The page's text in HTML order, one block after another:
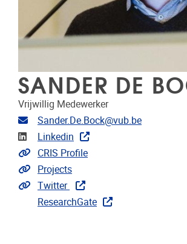
SANDER DE
Vrijwillig Medewerker
E-mailadres
Sander.De.Bock@vub.be
LinkedIn
Linkedin
Link naar CRIS
CRIS Profile
Link naar projecten
Projects
Extra links
Twitter
ResearchGate